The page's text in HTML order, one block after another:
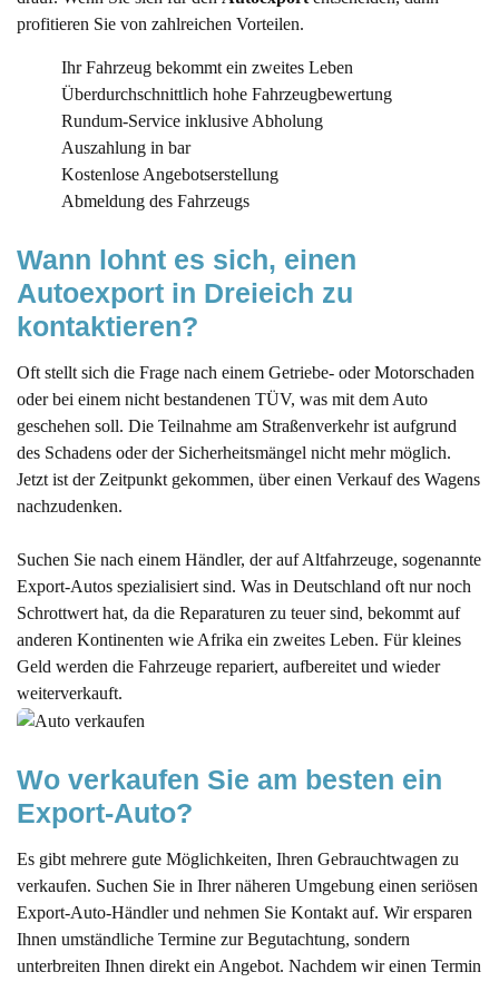
profitieren Sie von zahlreichen Vorteilen.
Ihr Fahrzeug bekommt ein zweites Leben
Überdurchschnittlich hohe Fahrzeugbewertung
Rundum-Service inklusive Abholung
Auszahlung in bar
Kostenlose Angebotserstellung
Abmeldung des Fahrzeugs
Wann lohnt es sich, einen
Autoexport in Dreieich zu
kontaktieren?
Oft stellt sich die Frage nach einem Getriebe- oder Motorschaden
oder bei einem nicht bestandenen TÜV, was mit dem Auto
geschehen soll. Die Teilnahme am Straßenverkehr ist aufgrund
des Schadens oder der Sicherheitsmängel nicht mehr möglich.
Jetzt ist der Zeitpunkt gekommen, über einen Verkauf des Wagens
nachzudenken.
Suchen Sie nach einem Händler, der auf Altfahrzeuge, sogenannte
Export-Autos spezialisiert sind. Was in Deutschland oft nur noch
Schrottwert hat, da die Reparaturen zu teuer sind, bekommt auf
anderen Kontinenten wie Afrika ein zweites Leben. Für kleines
Geld werden die Fahrzeuge repariert, aufbereitet und wieder
weiterverkauft.
Wo verkaufen Sie am besten ein
Export-Auto?
Es gibt mehrere gute Möglichkeiten, Ihren Gebrauchtwagen zu
verkaufen. Suchen Sie in Ihrer näheren Umgebung einen seriösen
Export-Auto-Händler und nehmen Sie Kontakt auf. Wir ersparen
Ihnen umständliche Termine zur Begutachtung, sondern
unterbreiten Ihnen direkt ein Angebot. Nachdem wir einen Termin